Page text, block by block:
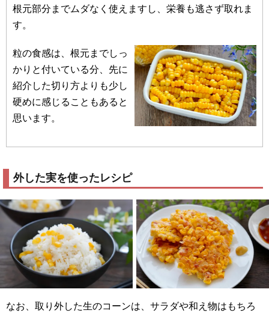
根元部分までムダなく使えますし、栄養も逃さず取れま
す。
粒の食感は、根元までしっ
かりと付いている分、先に
紹介した切り方よりも少し
硬めに感じることもあると
思います。
外した実を使ったレシピ
なお、取り外した生のコーンは、サラダや和え物はもちろ